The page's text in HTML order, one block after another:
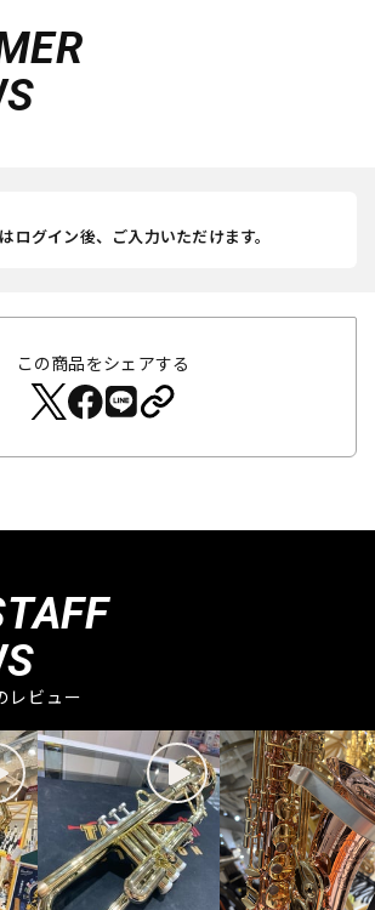
ログイン後、ご入力いただけます。
この商品をシェアする
レビュー